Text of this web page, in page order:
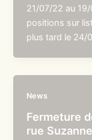
21/07/22 au
positions sur
plus tard le 24/
News
Fermeture
rue